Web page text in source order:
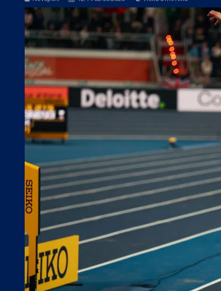
БГ Футбол:Контузиите променят
БГ Футбол: Левски постави цена на